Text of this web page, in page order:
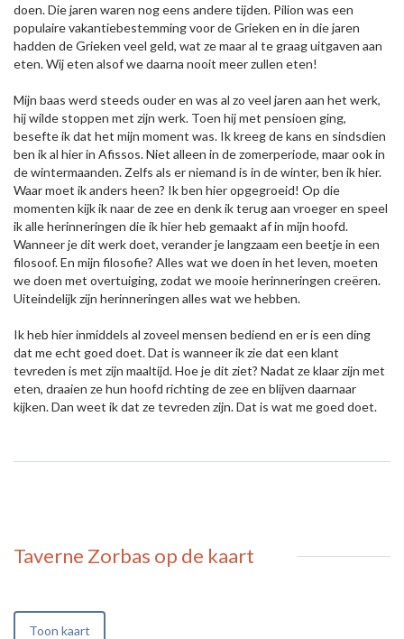
doen. Die jaren waren nog eens andere tijden. Pilion was een
populaire vakantiebestemming voor de Grieken en in die jaren
hadden de Grieken veel geld, wat ze maar al te graag uitgaven aan
eten. Wij eten alsof we daarna nooit meer zullen eten!
Mijn baas werd steeds ouder en was al zo veel jaren aan het werk,
hij wilde stoppen met zijn werk. Toen hij met pensioen ging,
besefte ik dat het mijn moment was. Ik kreeg de kans en sindsdien
ben ik al hier in Afissos. Niet alleen in de zomerperiode, maar ook in
de wintermaanden. Zelfs als er niemand is in de winter, ben ik hier.
Waar moet ik anders heen? Ik ben hier opgegroeid! Op die
momenten kijk ik naar de zee en denk ik terug aan vroeger en speel
ik alle herinneringen die ik hier heb gemaakt af in mijn hoofd.
Wanneer je dit werk doet, verander je langzaam een beetje in een
filosoof. En mijn filosofie? Alles wat we doen in het leven, moeten
we doen met overtuiging, zodat we mooie herinneringen creëren.
Uiteindelijk zijn herinneringen alles wat we hebben.
Ik heb hier inmiddels al zoveel mensen bediend en er is een ding
dat me echt goed doet. Dat is wanneer ik zie dat een klant
tevreden is met zijn maaltijd. Hoe je dit ziet? Nadat ze klaar zijn met
eten, draaien ze hun hoofd richting de zee en blijven daarnaar
kijken. Dan weet ik dat ze tevreden zijn. Dat is wat me goed doet.
Taverne Zorbas op de kaart
Toon kaart